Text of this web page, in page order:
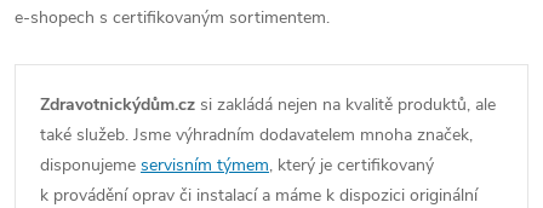
e-shopech s certifikovaným sortimentem.
Zdravotnickýdům.cz si zakládá nejen na kvalitě produktů, ale
také služeb. Jsme výhradním dodavatelem mnoha značek,
disponujeme servisním týmem, který je certifikovaný
k provádění oprav či instalací a máme k dispozici originální